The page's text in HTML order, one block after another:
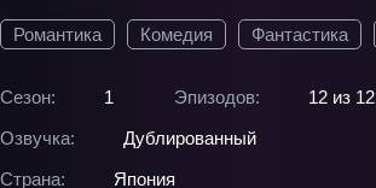
Романтика Комедия Фантастика
Сезон: 1 Эпизодов:
12 из 12
Озвучка:
Дублированный
Страна:
Япония